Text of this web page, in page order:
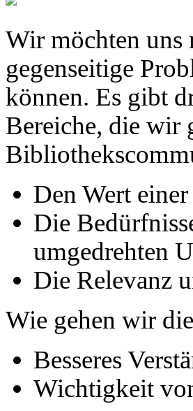
Wir möchten uns
gegenseitige
können. Es gibt
Bereiche, die wir
Den Wert
Die
umgedrehten
Die Relevanz
Wie gehen wir
Besseres
Wichtigkeit